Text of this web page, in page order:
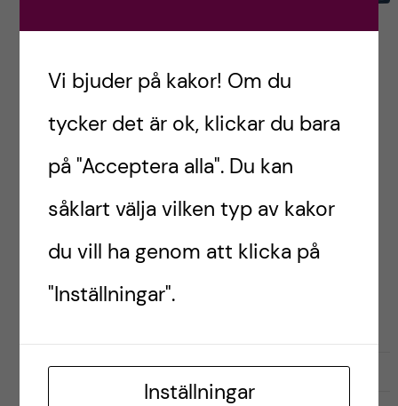
Hinner man med allt det
andra?
Hej på er! Vi befinner oss mitt i terminen och
sista praktiska vecka inom primärvården.
Därefter drar infektionsmodulen igång – då […]
Postad av Eileen, läkarstudent
LÄKARPROGRAMMET
november 4, 2024 0
Vi bjuder på kakor! Om du
tycker det är ok, klickar du bara
på "Acceptera alla". Du kan
såklart välja vilken typ av kakor
du vill ha genom att klicka på
"Inställningar".
Inställningar